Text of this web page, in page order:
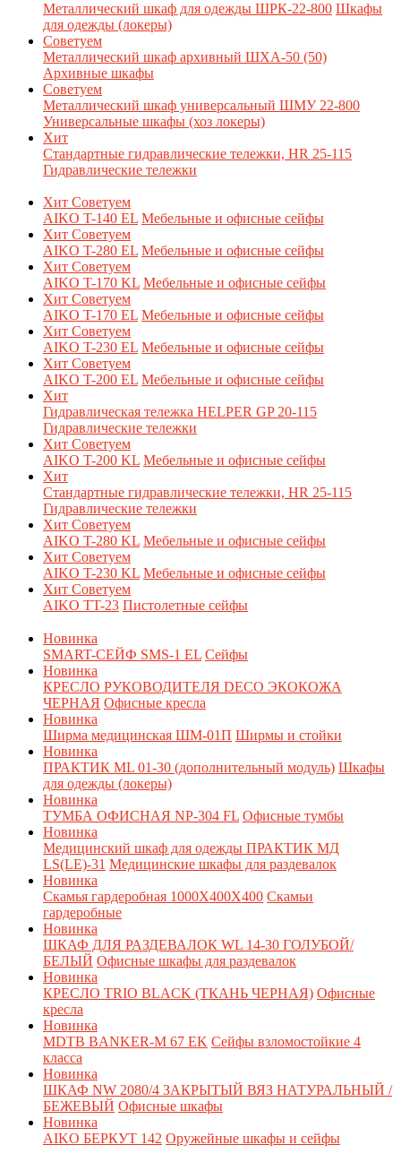
Металлический шкаф для одежды ШРК-22-800 Шкафы
для одежды (локеры)
Советуем
Металлический шкаф архивный ШХА-50 (50)
Архивные шкафы
Советуем
Металлический шкаф универсальный ШМУ 22-800
Универсальные шкафы (хоз локеры)
Хит
Стандартные гидравлические тележки, HR 25-115
Гидравлические тележки
Хит Советуем
AIKO T-140 EL Мебельные и офисные сейфы
Хит Советуем
AIKO T-280 EL Мебельные и офисные сейфы
Хит Советуем
AIKO T-170 KL Мебельные и офисные сейфы
Хит Советуем
AIKO T-170 EL Мебельные и офисные сейфы
Хит Советуем
AIKO T-230 EL Мебельные и офисные сейфы
Хит Советуем
AIKO T-200 EL Мебельные и офисные сейфы
Хит
Гидравлическая тележка HELPER GP 20-115
Гидравлические тележки
Хит Советуем
AIKO T-200 KL Мебельные и офисные сейфы
Хит
Стандартные гидравлические тележки, HR 25-115
Гидравлические тележки
Хит Советуем
AIKO T-280 KL Мебельные и офисные сейфы
Хит Советуем
AIKO T-230 KL Мебельные и офисные сейфы
Хит Советуем
AIKO TT-23 Пистолетные сейфы
Новинка
SMART-СЕЙФ SMS-1 EL Сейфы
Новинка
КРЕСЛО РУКОВОДИТЕЛЯ DECO ЭКОКОЖА
ЧЕРНАЯ Офисные кресла
Новинка
Ширма медицинская ШМ-01П Ширмы и стойки
Новинка
ПРАКТИК ML 01-30 (дополнительный модуль) Шкафы
для одежды (локеры)
Новинка
ТУМБА ОФИСНАЯ NP-304 FL Офисные тумбы
Новинка
Медицинский шкаф для одежды ПРАКТИК МД
LS(LE)-31 Медицинские шкафы для раздевалок
Новинка
Скамья гардеробная 1000X400X400 Скамьи
гардеробные
Новинка
ШКАФ ДЛЯ РАЗДЕВАЛОК WL 14-30 ГОЛУБОЙ/
БЕЛЫЙ Офисные шкафы для раздевалок
Новинка
КРЕСЛО TRIO BLACK (ТКАНЬ ЧЕРНАЯ) Офисные
кресла
Новинка
MDTB BANKER-M 67 EK Сейфы взломостойкие 4
класса
Новинка
ШКАФ NW 2080/4 ЗАКРЫТЫЙ ВЯЗ НАТУРАЛЬНЫЙ /
БЕЖЕВЫЙ Офисные шкафы
Новинка
AIKO БЕРКУТ 142 Оружейные шкафы и сейфы